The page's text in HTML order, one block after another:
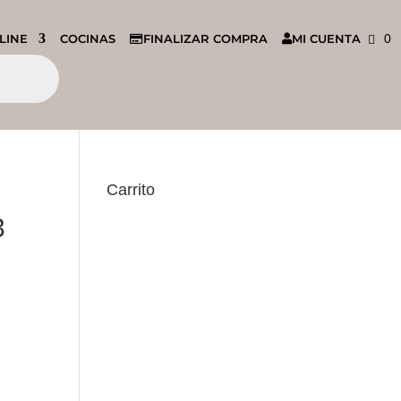
COCINAS FINALIZAR COMPRA MI CUENTA 0
Carrito